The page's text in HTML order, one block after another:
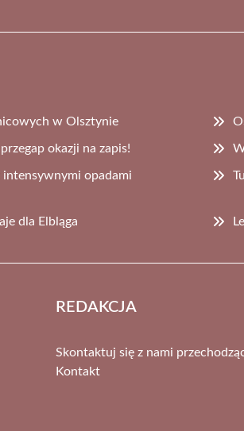
w Olsztynie
okazji na zapis!
intensywnymi opadami
dla Elbląga
REDAKCJA
Skontaktuj się z nami
Kontakt